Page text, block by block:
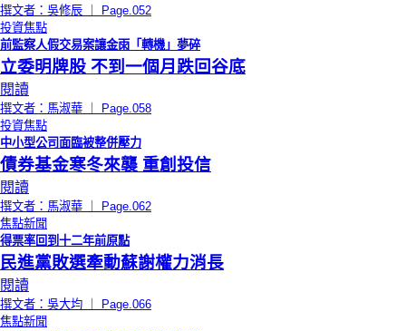
撰文者：吳修辰 ｜ Page.052
投資焦點
前監察人假交易案讓金雨「轉機」夢碎
立委明牌股 不到一個月跌回谷底
閱讀
撰文者：馬淑華 ｜ Page.058
投資焦點
中小型公司面臨被整併壓力
債券基金寒冬來襲 重創投信
閱讀
撰文者：馬淑華 ｜ Page.062
焦點新聞
得票率回到十二年前原點
民進黨敗選牽動蘇謝權力消長
閱讀
撰文者：吳大均 ｜ Page.066
焦點新聞